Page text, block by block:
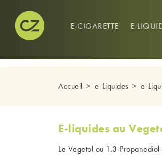
E-CIGARETTE E-
Accueil e-Liquides e-
E-liquides au
Le Vegetol ou 1.3-